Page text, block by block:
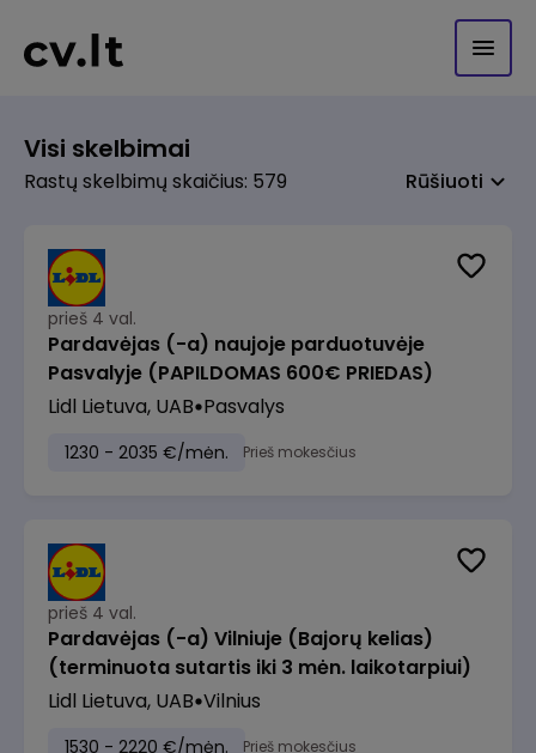
Visi skelbimai
Rastų skelbimų skaičius: 579 Rūšiuoti
prieš 4 val.
Pardavėjas (-a) naujoje parduotuvėje
Pasvalyje (PAPILDOMAS 600€ PRIEDAS)
Lidl Lietuva, UAB Pasvalys
1230 - 2035 €/mėn. Prieš mokesčius
prieš 4 val.
Pardavėjas (-a) Vilniuje (Bajorų kelias)
(terminuota sutartis iki 3 mėn. laikotarpiui)
Lidl Lietuva, UAB Vilnius
1530 - 2220 €/mėn. Prieš mokesčius